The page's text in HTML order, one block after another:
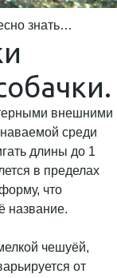
знать…
внешними
среди
длины до 1
в пределах
что
название.
чешуёй,
от